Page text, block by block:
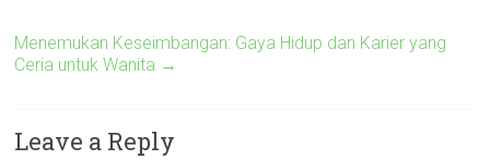
Menemukan Keseimbangan: Gaya Hidup dan Karier yang
Ceria untuk Wanita →
Leave a Reply